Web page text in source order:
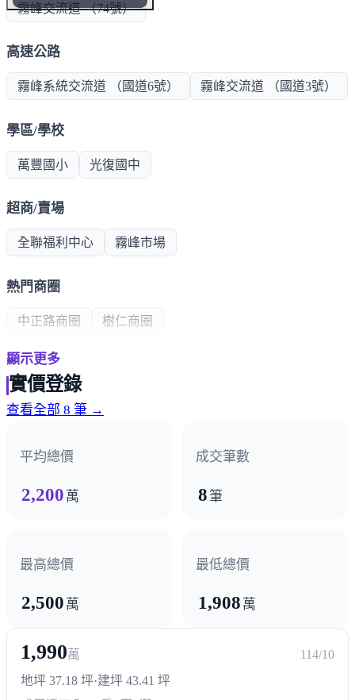
霧峰交流道 （74號）
高速公路
霧峰系統交流道 （國道6號） 霧峰交流道 （國道3號）
學區/學校
萬豐國小 光復國中
超商/賣場
全聯福利中心 霧峰市場
熱門商圈
中正路商圈 樹仁商圈
醫療機構
光復新村
顯示更多
實價登錄
查看全部 8 筆 →
平均總價
2,200 萬
成交筆數
8筆
最高總價
2,500 萬
最低總價
1,908 萬
1,990萬
114/10
地坪 37.18 坪·建坪 43.41 坪